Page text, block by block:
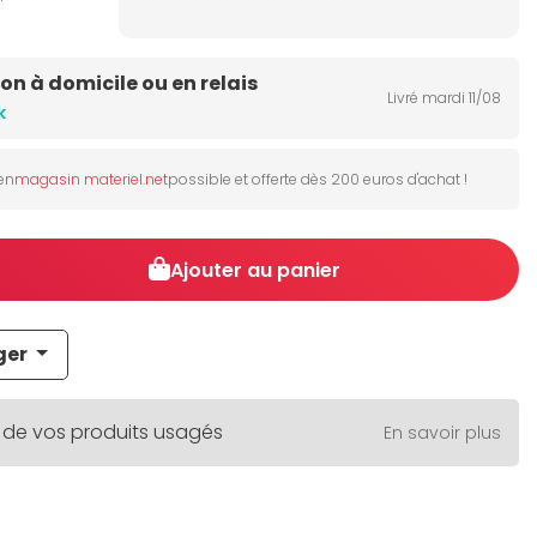
à domicile ou en relais
Livré mardi 11/08
magasin materiel.netpossible et offerte dès 200 euros d'achat !
Ajouter au panier
de vos produits usagés En savoir plus